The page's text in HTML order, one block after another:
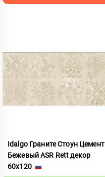
Idalgo Граните Стоун Цемент
Бежевый ASR Rett декор
60x120